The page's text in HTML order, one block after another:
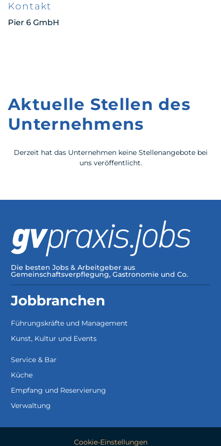
Kontakt
Pier 6 GmbH
Aktuelle Stellen des
Unternehmens
Derzeit hat das Unternehmen keine Stellenangebote bei
uns veröffentlicht.
Die besten Jobs & Arbeitgeber aus
Gemeinschaftsverpflegung, Gastronomie und Co.
Jobbranchen
Führungskräfte und Management
Kunst, Kultur und Events
Service & Bar
Küche
Empfang und Reservierung
Verwaltung
Cookie-Einstellungen